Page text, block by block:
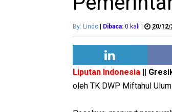
By: Lindo | Dibaca: 0 kali | 20/12/
Liputan Indonesia ||
oleh TK DWP Miftahul